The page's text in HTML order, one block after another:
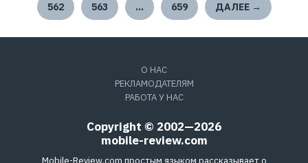
562 563 … 659 ДАЛЕЕ →
О НАС
РЕКЛАМОДАТЕЛЯМ
РАБОТА У НАС
Copyright © 2002—2026
mobile-review.com
Mobile-Review.com простым языком рассказывает о